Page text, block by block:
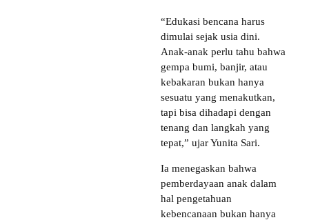
“Edukasi bencana harus
dimulai sejak usia dini.
Anak-anak perlu tahu bahwa
gempa bumi, banjir, atau
kebakaran bukan hanya
sesuatu yang menakutkan,
tapi bisa dihadapi dengan
tenang dan langkah yang
tepat,” ujar Yunita Sari.
Ia menegaskan bahwa
pemberdayaan anak dalam
hal pengetahuan
kebencanaan bukan hanya